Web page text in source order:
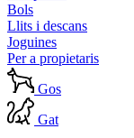
Bols
Llits i descans
Joguines
Per a propietaris
Gos
Gat